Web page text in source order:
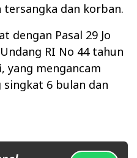
dan korban.
dengan Pasal 29 Jo
RI No 44 tahun
yang mengancam
6 bulan dan